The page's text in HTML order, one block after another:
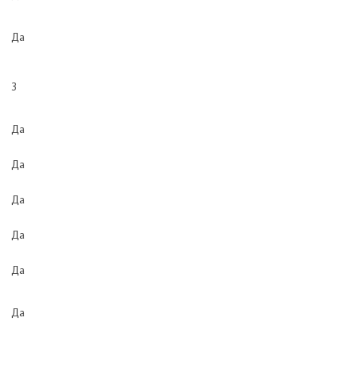
Да
3
Да
Да
Да
Да
Да
Да